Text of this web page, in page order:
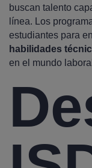
buscan talento
línea. Los
estudiantes para
habilidades
en el mundo